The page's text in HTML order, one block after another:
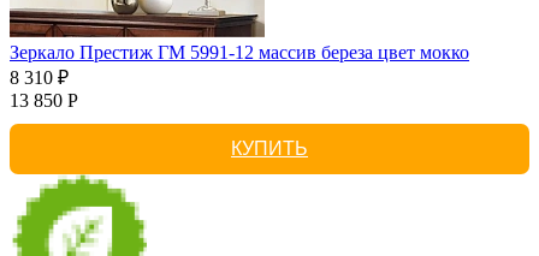
Зеркало Престиж ГМ 5991-12 массив береза цвет мокко
8 310 ₽
13 850 Р
КУПИТЬ